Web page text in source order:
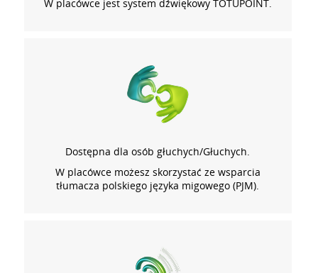
W placówce jest system dźwiękowy TOTUPOINT.
Dostępna dla osób głuchych/Głuchych.
W placówce możesz skorzystać ze wsparcia
tłumacza polskiego języka migowego (PJM).